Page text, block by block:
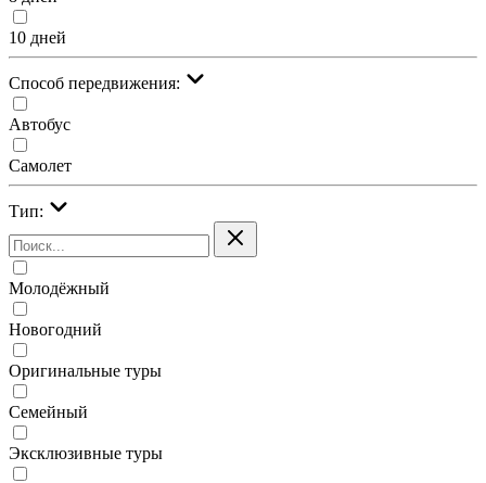
10 дней
Cпособ передвижения:
Автобус
Самолет
Тип:
Молодёжный
Новогодний
Оригинальные туры
Семейный
Эксклюзивные туры